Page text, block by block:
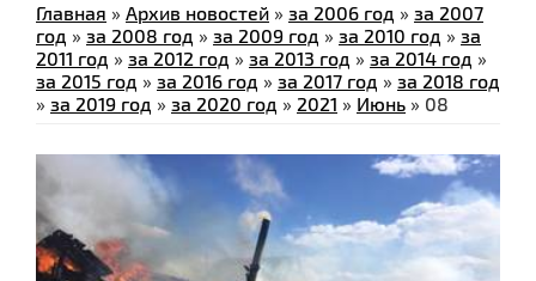
Главная » Архив новостей » за 2006 год » за 2007
год » за 2008 год » за 2009 год » за 2010 год » за
2011 год » за 2012 год » за 2013 год » за 2014 год »
за 2015 год » за 2016 год » за 2017 год » за 2018 год
» за 2019 год » за 2020 год » 2021 » Июнь » 08